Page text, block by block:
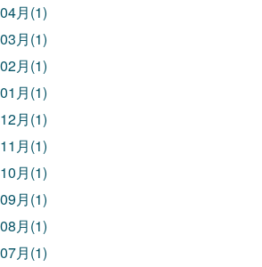
月(1)
月(1)
月(1)
月(1)
月(1)
月(1)
月(1)
月(1)
月(1)
月(1)